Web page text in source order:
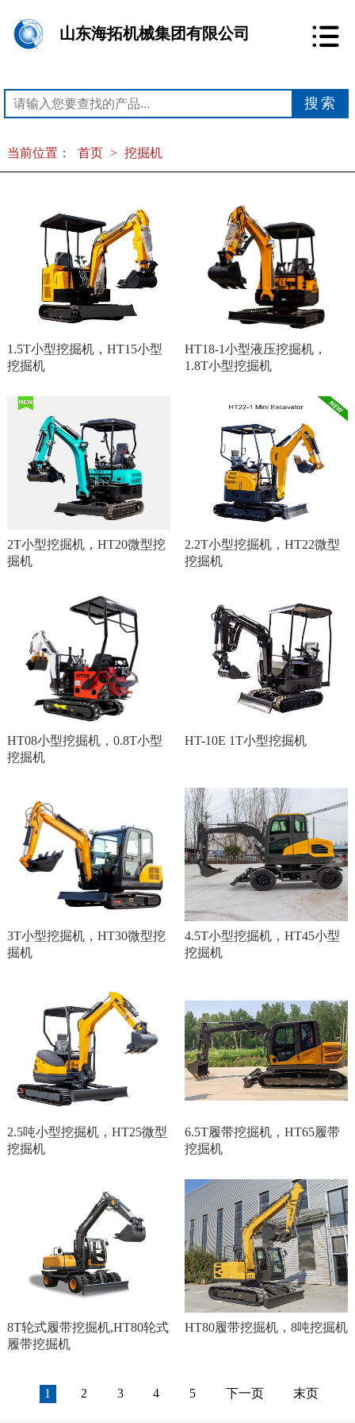
山东海拓机械集团有限公司
当前位置： 首页 > 挖掘机
1.5T小型挖掘机，HT15小型
挖掘机
HT18-1小型液压挖掘机，
1.8T小型挖掘机
2T小型挖掘机，HT20微型挖
掘机
2.2T小型挖掘机，HT22微型
挖掘机
HT08小型挖掘机，0.8T小型
挖掘机
HT-10E 1T小型挖掘机
3T小型挖掘机，HT30微型挖
掘机
4.5T小型挖掘机，HT45小型
挖掘机
2.5吨小型挖掘机，HT25微型
挖掘机
6.5T履带挖掘机，HT65履带
挖掘机
8T轮式履带挖掘机,HT80轮式
履带挖掘机
HT80履带挖掘机，8吨挖掘机
1 2 3 4 5 下一页 末页